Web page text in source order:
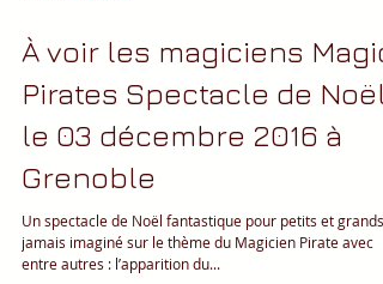
1 min de lecture
À voir les magiciens Magic
Pirates Spectacle de Noël
le 03 décembre 2016 à
Grenoble